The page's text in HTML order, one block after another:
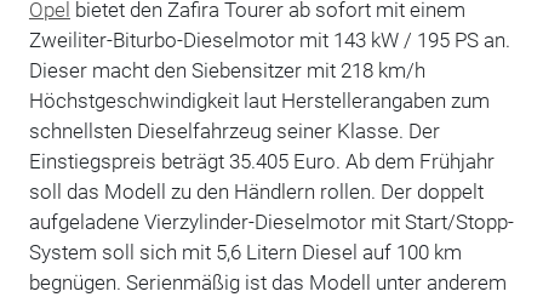
Opel bietet den Zafira Tourer ab sofort mit einem
Zweiliter-Biturbo-Dieselmotor mit 143 kW / 195 PS an.
Dieser macht den Siebensitzer mit 218 km/h
Höchstgeschwindigkeit laut Herstellerangaben zum
schnellsten Dieselfahrzeug seiner Klasse. Der
Einstiegspreis beträgt 35.405 Euro. Ab dem Frühjahr
soll das Modell zu den Händlern rollen. Der doppelt
aufgeladene Vierzylinder-Dieselmotor mit Start/Stopp-
System soll sich mit 5,6 Litern Diesel auf 100 km
begnügen. Serienmäßig ist das Modell unter anderem